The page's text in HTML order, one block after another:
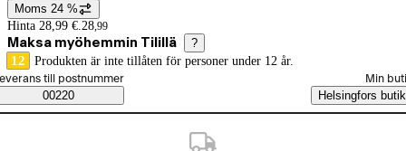
Prisinformation
Moms 24 %
Hinta 28,99 €. 28,99
Maksa myöhemmin Tilillä ?
12 Produkten är inte tillåten för personer under 12 år.
Saatavuustiedot
beställningssätt
till postnummer
00220
Min
Helsingfors butik